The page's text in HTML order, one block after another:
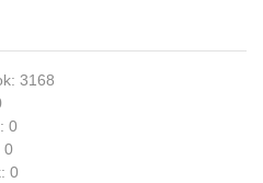
3168
0
0
0